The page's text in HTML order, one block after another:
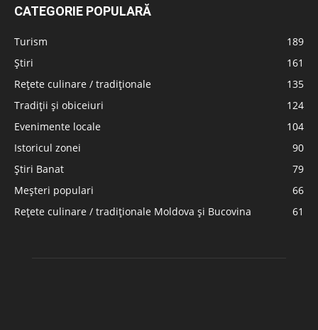
CATEGORIE POPULARĂ
Turism
189
Știri
161
Rețete culinare / tradiționale
135
Tradiții și obiceiuri
124
Evenimente locale
104
Istoricul zonei
90
Știri Banat
79
Meșteri populari
66
Rețete culinare / tradiționale Moldova și Bucovina
61